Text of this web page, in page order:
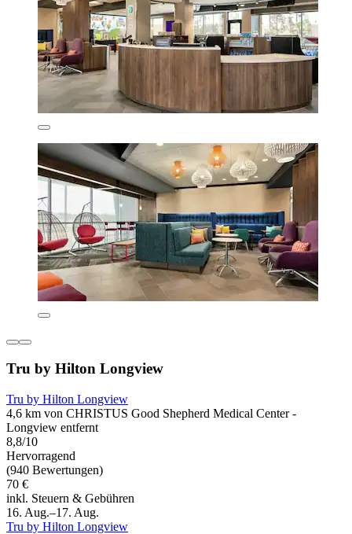
Tru by Hilton Longview
Tru by Hilton Longview
4,6 km von CHRISTUS Good Shepherd Medical Center -
Longview entfernt
8,8/10
Hervorragend
(940 Bewertungen)
70 €
inkl. Steuern & Gebühren
16. Aug.–17. Aug.
Tru by Hilton Longview